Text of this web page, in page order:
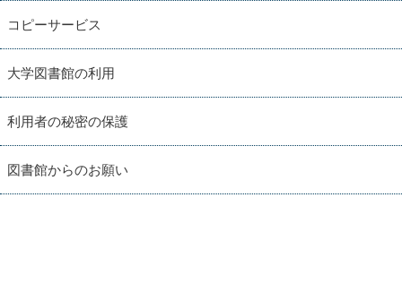
コピーサービス
大学図書館の利用
利用者の秘密の保護
図書館からのお願い